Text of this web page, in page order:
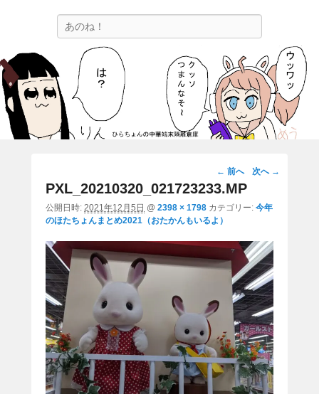
ひらちょんの中華端末隔離倉庫
ほたがページ上部にある検索バーを消してくれたサイトです。
画
像
ビ
ー
シ
← 前へ 次へ →
PXL_20210320_021723233.MP
公開日時: 2021年12月5日 @ 2398 × 1798 カテゴリー: 今年
のほたちょんまとめ2021（おたかんもいるよ）